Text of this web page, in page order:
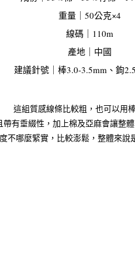
重量｜50公克×4
線碼｜110m
產地｜中國
建議針號｜棒3.0-3.5mm、鉤
這組質感線條比較粗，也可以用
帶有垂綴性，加上棉及亞麻會讓整
不哪麼緊實，比較澎鬆，整體來說